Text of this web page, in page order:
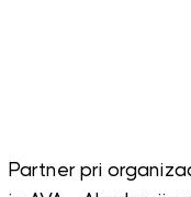
Partner pri